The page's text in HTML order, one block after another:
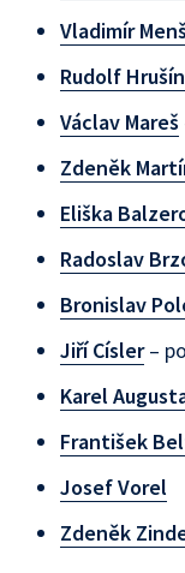
Vladimír
Rudolf
Václav Mareš
Zdeněk
Eliška
Radoslav
Bronislav
Jiří Císler–
Karel
František
Josef Vorel
Zdeněk